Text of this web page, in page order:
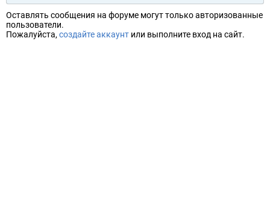
Оставлять сообщения на форуме могут только авторизованные
пользователи.
Пожалуйста, создайте аккаунт или выполните вход на сайт.